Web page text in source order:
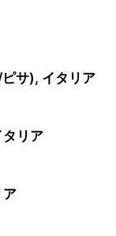
サ), イタリア
タリア
ア